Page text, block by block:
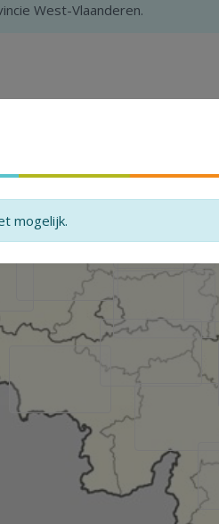
West-Vlaanderen.
mogelijk.